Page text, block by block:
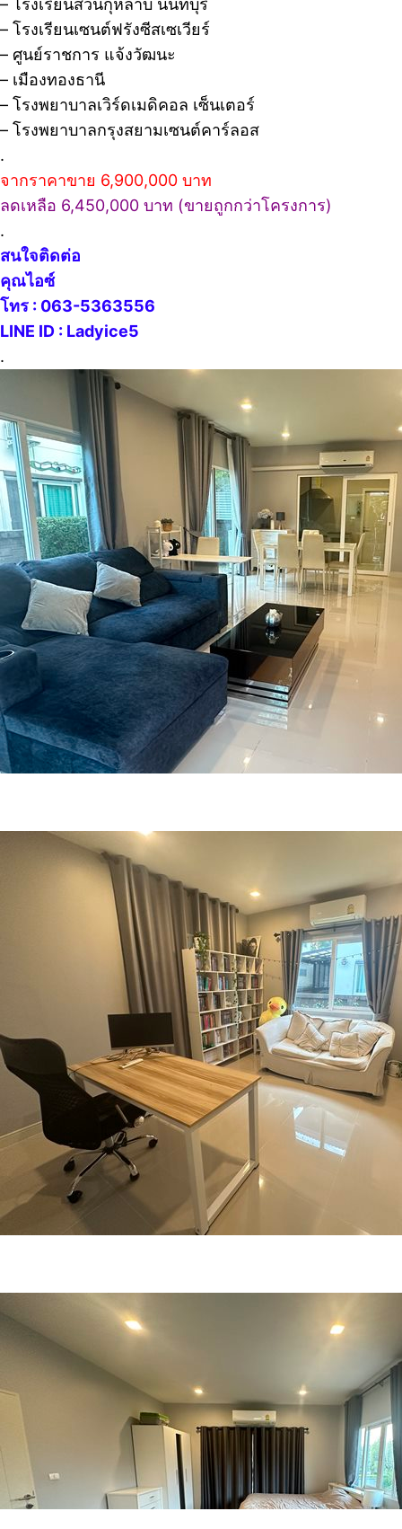
– โรงเรียนสวนกุหลาบ นนทบุรี
– โรงเรียนเซนต์ฟรังซีสเซเวียร์
– ศูนย์ราชการ แจ้งวัฒนะ
– เมืองทองธานี
– โรงพยาบาลเวิร์ดเมดิคอล เซ็นเตอร์
– โรงพยาบาลกรุงสยามเซนต์คาร์ลอส
.
จากราคาขาย 6,900,000 บาท
ลดเหลือ 6,450,000 บาท (ขายถูกกว่าโครงการ)
.
สนใจติดต่อ
คุณไอซ์
โทร : 063-5363556
LINE ID : Ladyice5
.